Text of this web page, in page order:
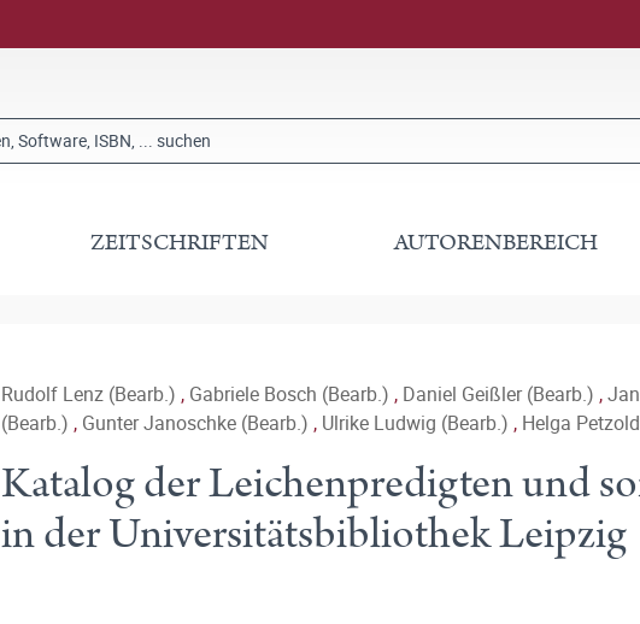
ZEITSCHRIFTEN AUTORENBEREICH
Rudolf Lenz (Bearb.) , Gabriele Bosch (Bearb.) , Daniel Geißler (Bearb.) ,
(Bearb.) , Gunter Janoschke (Bearb.) , Ulrike Ludwig (Bearb.) , Helga
Katalog der Leichenpredigten und
in der Universitätsbibliothek Leipzig